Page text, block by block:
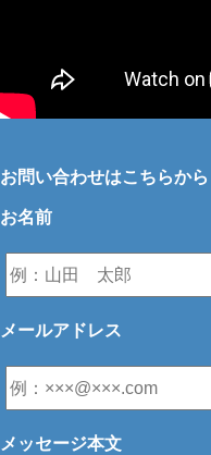
お問い合わせはこちらから
お名前
メールアドレス
メッセージ本文